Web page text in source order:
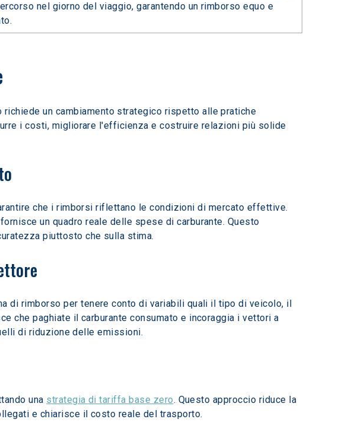
nel giorno del viaggio, garantendo un rimborso equo e
un cambiamento strategico rispetto alle pratiche
i costi, migliorare l'efficienza e costruire relazioni più solide
che i rimborsi riflettano le condizioni di mercato effettive.
un quadro reale delle spese di carburante. Questo
piuttosto che sulla stima.
di rimborso per tenere conto di variabili quali il tipo di veicolo, il
che paghiate il carburante consumato e incoraggia i vettori a
di riduzione delle emissioni.
una strategia di tariffa base zero. Questo approccio riduce la
e chiarisce il costo reale del trasporto.